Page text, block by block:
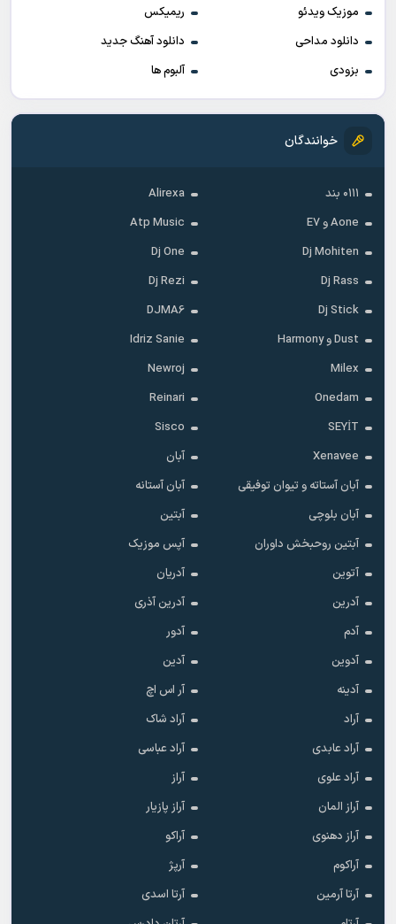
موزیک ویدئو
ریمیکس
دانلود مداحی
دانلود آهنگ جدید
بزودی
آلبوم ها
خوانندگان
۰۱۱۱ بند
Alirexa
Aone و E7
Atp Music
Dj Mohiten
Dj One
Dj Rass
Dj Rezi
Dj Stick
DJMA6
Dust و Harmony
Idriz Sanie
Milex
Newroj
Onedam
Reinari
SEYİT
Sisco
Xenavee
آبان
آبان آستاته و تیوان توفیقی
آبان آستانه
آبان بلوچی
آبتین
آبتین روحبخش داوران
آپس موزیک
آتوین
آدریان
آدرین
آدرین آذری
آدم
آدور
آدوین
آدین
آدینه
آر اس اچ
آراد
آراد شاک
آراد عابدی
آراد عباسی
آراد علوی
آراز
آراز المان
آراز پازیار
آراز دهنوی
آراکو
آراکوم
آرپژ
آرتا آرمین
آرتا اسدی